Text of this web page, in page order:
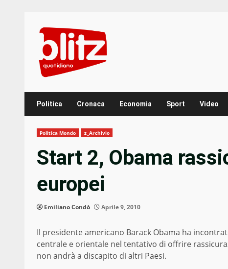
content
Politica Cronaca Economia Sport Video
Politica Mondo z_Archivio
Start 2, Obama
europei
Emiliano Condò Aprile 9, 2010
Il presidente americano Barack Obama ha
centrale e orientale nel tentativo di offrire
non andrà a discapito di altri Paesi.